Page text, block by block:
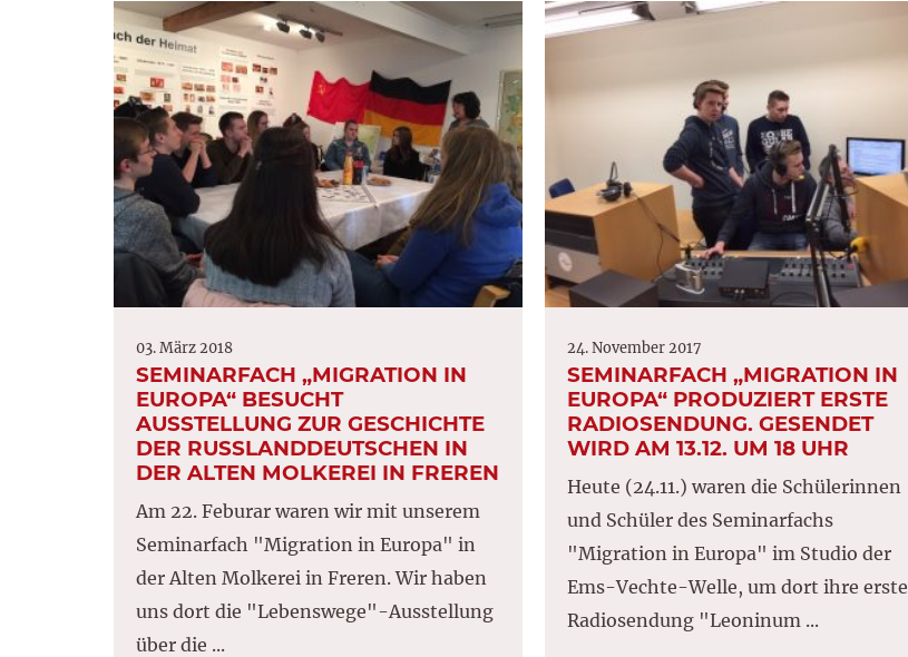
03. März 2018
SEMINARFACH „MIGRATION IN
EUROPA“ BESUCHT
AUSSTELLUNG ZUR GESCHICHTE
DER RUSSLANDDEUTSCHEN IN
DER ALTEN MOLKEREI IN FREREN
Am 22. Feburar waren wir mit unserem
Seminarfach "Migration in Europa" in
der Alten Molkerei in Freren. Wir haben
uns dort die "Lebenswege"-Ausstellung
über die ...
24. November 2017
SEMINARFACH „MIGRATION IN
EUROPA“ PRODUZIERT ERSTE
RADIOSENDUNG. GESENDET
WIRD AM 13.12. UM 18 UHR
Heute (24.11.) waren die Schülerinnen
und Schüler des Seminarfachs
"Migration in Europa" im Studio der
Ems-Vechte-Welle, um dort ihre erste
Radiosendung "Leoninum ...